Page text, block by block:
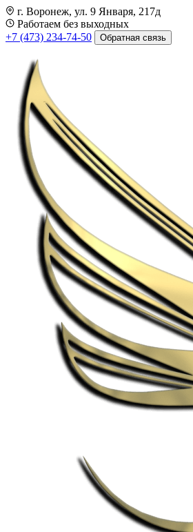
г. Воронеж, ул. 9 Января, 217д
Работаем без выходных
+7 (473) 234-74-50
Обратная связь